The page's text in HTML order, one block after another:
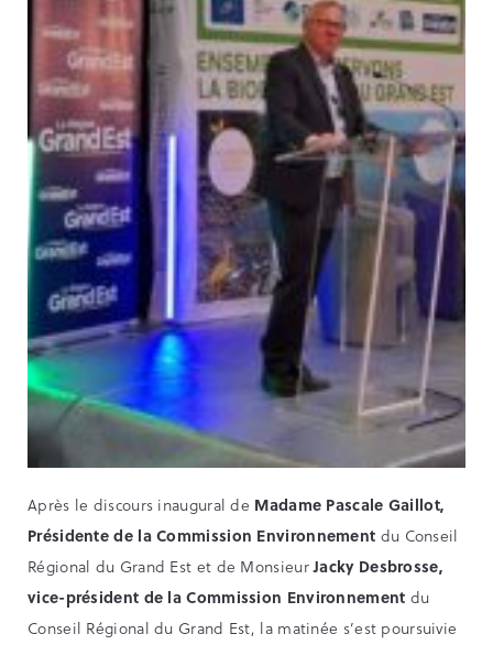
Après le discours inaugural de Madame Pascale Gaillot,
Présidente de la Commission Environnement du Conseil
Régional du Grand Est et de MonsieurJacky Desbrosse,
vice-président de la Commission Environnement du
Conseil Régional du Grand Est, la matinée s’est poursuivie